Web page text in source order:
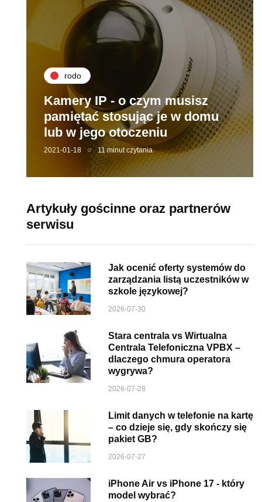
rodo
Kamery IP - o czym musisz
pamiętać stosując je w domu
lub w jego otoczeniu
2021-01-18 11 minut czytania
Artykuły gościnne oraz partnerów
serwisu
Jak ocenić oferty systemów do
zarządzania listą uczestników w
szkole językowej?
2026-07-30
Stara centrala vs Wirtualna
Centrala Telefoniczna VPBX –
dlaczego chmura operatora
wygrywa?
2026-07-28
Limit danych w telefonie na kartę
– co dzieje się, gdy skończy się
pakiet GB?
2026-07-27
iPhone Air vs iPhone 17 - który
model wybrać?